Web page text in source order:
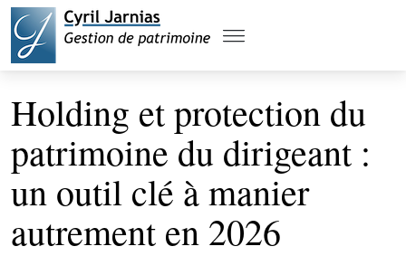
Holding et protection du
patrimoine du dirigeant :
un outil clé à manier
autrement en 2026